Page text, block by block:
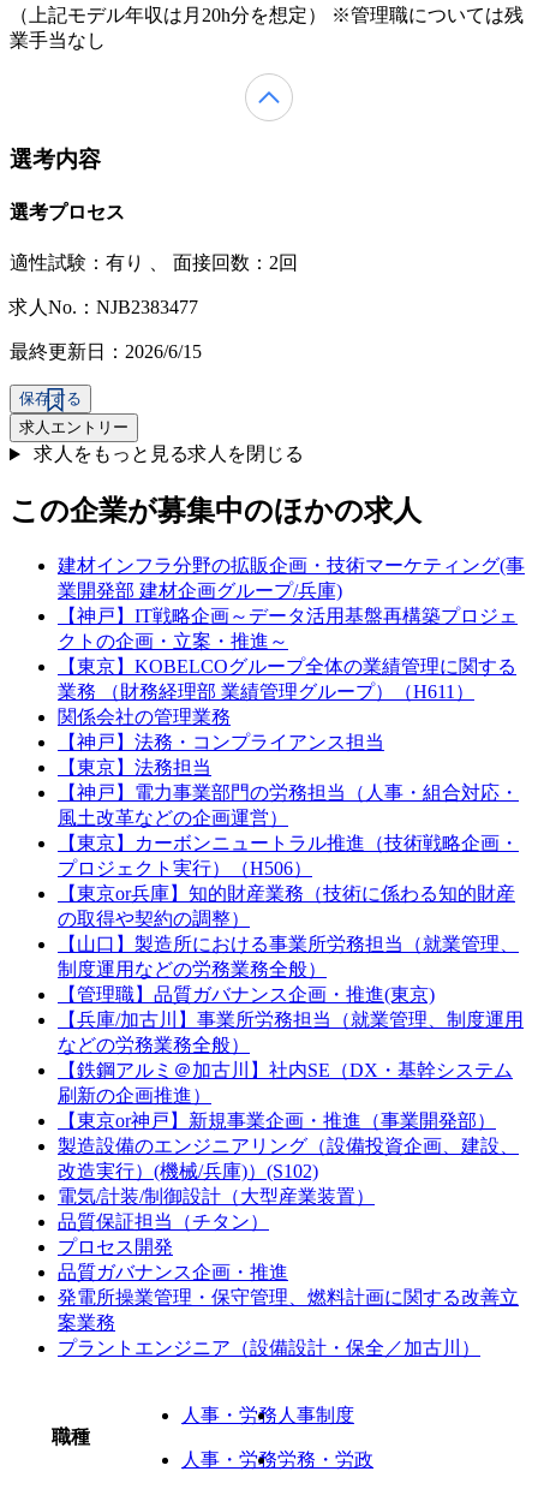
（上記モデル年収は月20h分を想定） ※管理職については残
業手当なし
選考内容
選考プロセス
適性試験： 有り 面接回数：2回
求人No.：NJB2383477
最終更新日：2026/6/15
保存する
求人エントリー
求人をもっと見る求人を閉じる
この企業が募集中のほかの求人
建材インフラ分野の拡販企画・技術マーケティング(事
業開発部 建材企画グループ/兵庫)
【神戸】IT戦略企画～データ活用基盤再構築プロジェ
クトの企画・立案・推進～
【東京】KOBELCOグループ全体の業績管理に関する
業務 （財務経理部 業績管理グループ）（H611）
関係会社の管理業務
【神戸】法務・コンプライアンス担当
【東京】法務担当
【神戸】電力事業部門の労務担当（人事・組合対応・
風土改革などの企画運営）
【東京】カーボンニュートラル推進（技術戦略企画・
プロジェクト実行）（H506）
【東京or兵庫】知的財産業務（技術に係わる知的財産
の取得や契約の調整）
【山口】製造所における事業所労務担当（就業管理、
制度運用などの労務業務全般）
【管理職】品質ガバナンス企画・推進(東京)
【兵庫/加古川】事業所労務担当（就業管理、制度運用
などの労務業務全般）
【鉄鋼アルミ＠加古川】社内SE（DX・基幹システム
刷新の企画推進）
【東京or神戸】新規事業企画・推進（事業開発部）
製造設備のエンジニアリング（設備投資企画、建設、
改造実行）(機械/兵庫)）(S102)
電気/計装/制御設計（大型産業装置）
品質保証担当（チタン）
プロセス開発
品質ガバナンス企画・推進
発電所操業管理・保守管理、燃料計画に関する改善立
案業務
プラントエンジニア（設備設計・保全／加古川）
職種
人事・労務 人事制度
人事・労務労務・労政